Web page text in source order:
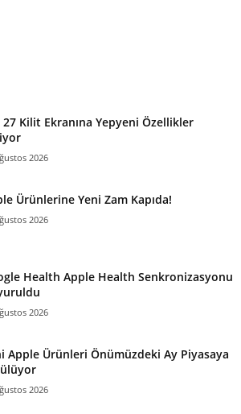
27 Kilit Ekranına Yepyeni Özellikler
2026
Ürünlerine Yeni Zam Kapıda!
2026
Health Apple Health Senkronizasyonu
2026
Apple Ürünleri Önümüzdeki Ay Piyasaya
2026